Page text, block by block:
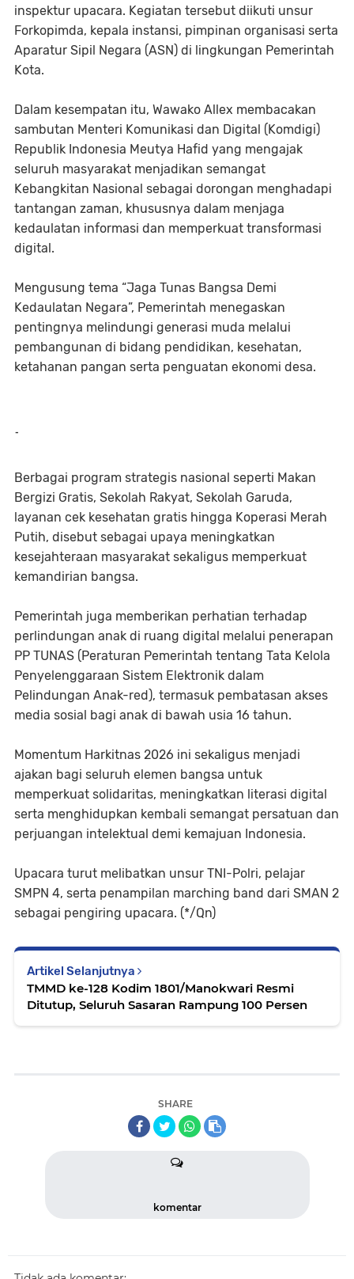
inspektur upacara. Kegiatan tersebut diikuti unsur
Forkopimda, kepala instansi, pimpinan organisasi serta
Aparatur Sipil Negara (ASN) di lingkungan Pemerintah
Kota.
Dalam kesempatan itu, Wawako Allex membacakan
sambutan Menteri Komunikasi dan Digital (Komdigi)
Republik Indonesia Meutya Hafid yang mengajak
seluruh masyarakat menjadikan semangat
Kebangkitan Nasional sebagai dorongan menghadapi
tantangan zaman, khususnya dalam menjaga
kedaulatan informasi dan memperkuat transformasi
digital.
Mengusung tema “Jaga Tunas Bangsa Demi
Kedaulatan Negara”, Pemerintah menegaskan
pentingnya melindungi generasi muda melalui
pembangunan di bidang pendidikan, kesehatan,
ketahanan pangan serta penguatan ekonomi desa.
-
Berbagai program strategis nasional seperti Makan
Bergizi Gratis, Sekolah Rakyat, Sekolah Garuda,
layanan cek kesehatan gratis hingga Koperasi Merah
Putih, disebut sebagai upaya meningkatkan
kesejahteraan masyarakat sekaligus memperkuat
kemandirian bangsa.
Pemerintah juga memberikan perhatian terhadap
perlindungan anak di ruang digital melalui penerapan
PP TUNAS (Peraturan Pemerintah tentang Tata Kelola
Penyelenggaraan Sistem Elektronik dalam
Pelindungan Anak-red), termasuk pembatasan akses
media sosial bagi anak di bawah usia 16 tahun.
Momentum Harkitnas 2026 ini sekaligus menjadi
ajakan bagi seluruh elemen bangsa untuk
memperkuat solidaritas, meningkatkan literasi digital
serta menghidupkan kembali semangat persatuan dan
perjuangan intelektual demi kemajuan Indonesia.
Upacara turut melibatkan unsur TNI-Polri, pelajar
SMPN 4, serta penampilan marching band dari SMAN 2
sebagai pengiring upacara. (*/Qn)
Artikel Selanjutnya
TMMD ke-128 Kodim 1801/Manokwari Resmi
Ditutup, Seluruh Sasaran Rampung 100 Persen
SHARE
komentar